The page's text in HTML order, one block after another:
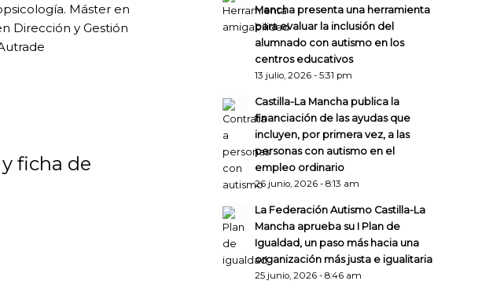
Máster en
Dirección y Gestión
ficha de
Mancha presenta una herramienta
para evaluar la inclusión del
alumnado con autismo en los
centros educativos
13 julio, 2026 - 5:31 pm
Castilla-La Mancha publica la
financiación de las ayudas que
incluyen, por primera vez, a las
personas con autismo en el
empleo ordinario
26 junio, 2026 - 8:13 am
La Federación Autismo Castilla-La
Mancha aprueba su I Plan de
Igualdad, un paso más hacia una
organización más justa e igualitaria
25 junio, 2026 - 8:46 am